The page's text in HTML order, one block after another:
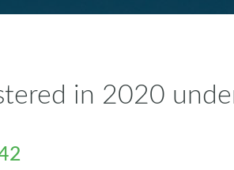
in 2020